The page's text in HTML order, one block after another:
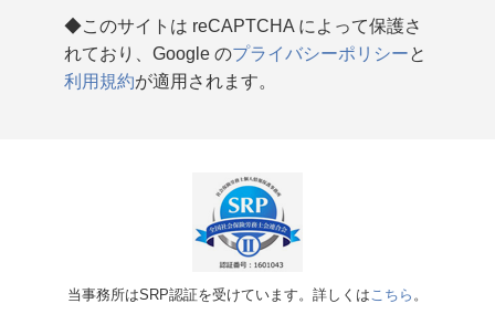
◆このサイトは reCAPTCHA によって保護さ
れており、Google のプライバシーポリシーと
利用規約が適用されます。
当事務所はSRP認証を受けています。詳しくはこちら 。